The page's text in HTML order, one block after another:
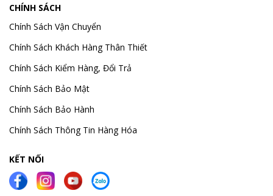
CHÍNH SÁCH
Chính Sách Vận Chuyển
Chính Sách Khách Hàng Thân Thiết
Chính Sách Kiểm Hàng, Đổi Trả
Chính Sách Bảo Mật
Chính Sách Bảo Hành
Chính Sách Thông Tin Hàng Hóa
KẾT NỐI